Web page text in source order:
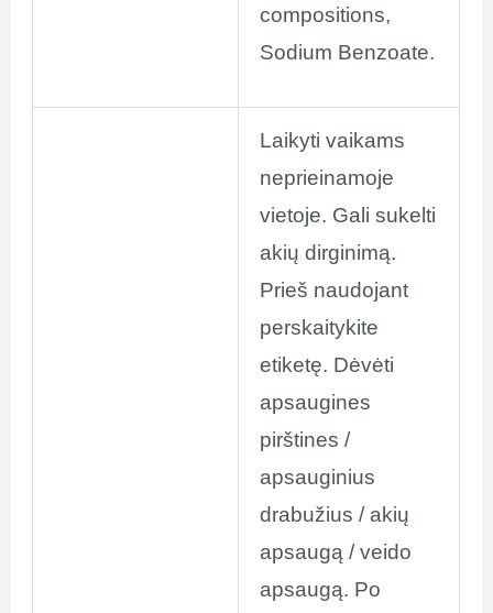
compositions,
Sodium Benzoate.
Laikyti vaikams
neprieinamoje
vietoje. Gali sukelti
akių dirginimą.
Prieš naudojant
perskaitykite
etiketę. Dėvėti
apsaugines
pirštines /
apsauginius
drabužius / akių
apsaugą / veido
apsaugą. Po